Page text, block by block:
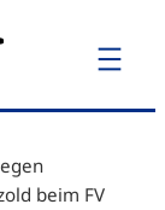
beim FV